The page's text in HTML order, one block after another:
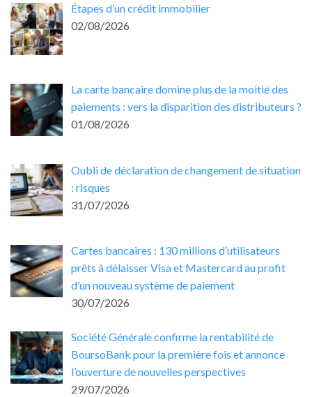
Étapes d’un crédit immobilier
02/08/2026
La carte bancaire domine plus de la moitié des
paiements : vers la disparition des distributeurs ?
01/08/2026
Oubli de déclaration de changement de situation
: risques
31/07/2026
Cartes bancaires : 130 millions d’utilisateurs
prêts à délaisser Visa et Mastercard au profit
d’un nouveau système de paiement
30/07/2026
Société Générale confirme la rentabilité de
BoursoBank pour la première fois et annonce
l’ouverture de nouvelles perspectives
29/07/2026